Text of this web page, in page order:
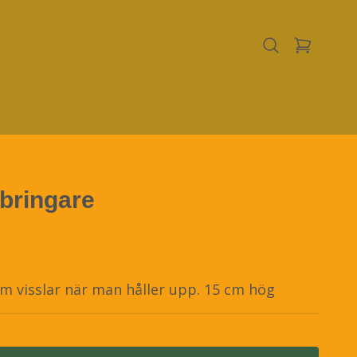
visslar när man håller upp. 15 cm hög